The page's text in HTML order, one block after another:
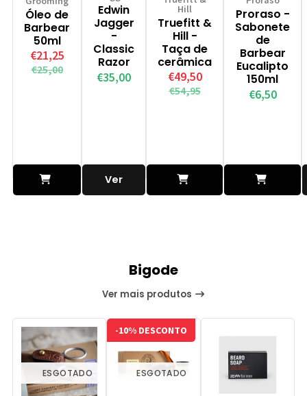
Óleo de
Barbear
50ml
€21,25
€25,00
Edwin
Jagger
-
Classic
Razor
€35,00
Ver
Hill
Truefitt &
Hill -
Taça de
cerâmica
€49,50
€54,95
Carrinho
Proraso -
Sabonete
de
Barbear
Eucalipto
150ml
€6,50
Bigode
Ver mais produtos
ESGOTADO
-10% DESCONTO
ESGOTADO